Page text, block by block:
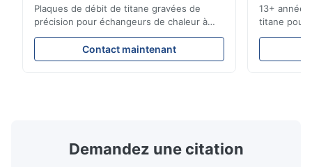
A*d
Nov 27.2025
Plaques de débit de titane gravées de
précision pour échangeurs de chaleur à
haute résistance à la corrosion Vue d'
ensemble de la plaque de débitXinhaisen
Technology est spécialisée dans la
Contact maintenant
13+
titane pour
médicales
livraison
Demandez une citation